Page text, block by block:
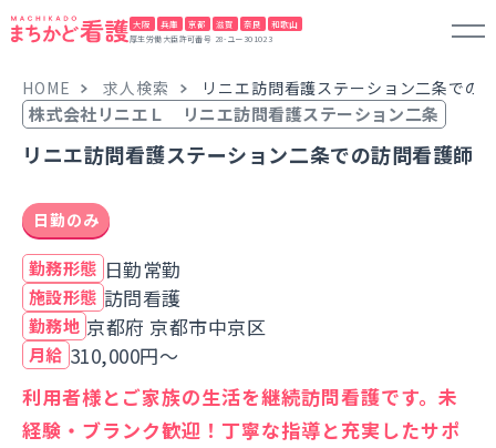
大阪 兵庫 京都 滋賀 奈良 和歌山
厚生労働大臣許可番号 28-ユー301023
HOME 求人検索 リニエ訪問看護ステーション二条での
株式会社リニエＬ リニエ訪問看護ステーション二条
リニエ訪問看護ステーション二条での訪問看護師
日勤のみ
勤務形態 日勤常勤
施設形態 訪問看護
勤務地 京都府 京都市中京区
月給 310,000円～
利用者様とご家族の生活を継続訪問看護です。未
経験・ブランク歓迎！丁寧な指導と充実したサポ